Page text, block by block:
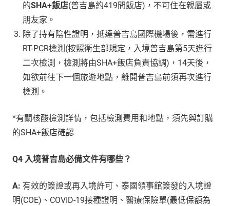
的SHA+飯店(普吉島約419間飯店)，不可住在親屬或
朋友家。
除了持有陰性證明，抵達普吉島國際機場後，需進行
RT-PCR檢測(按照衛生部規定，入境普吉島第5天進行
二次檢測，檢測將由SHA+飯店負責協調)，14天後，
如欲前往下一個旅遊地點，離開普吉島前須再次進行
檢測。
*有關核酸檢測詳情，包括檢測費用和地點，須先與訂購
的SHA+飯店確認
Q4 入境普吉島必備文件有哪些？
A: 有效的簽證或再入境許可、泰國領事館簽發的入境證
明(COE)、COVID-19接種證明、醫療保險單(最低保額為